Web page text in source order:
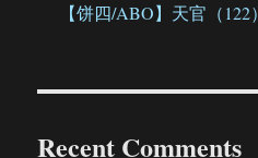
【饼四/ABO】天官（122）
Recent Comments